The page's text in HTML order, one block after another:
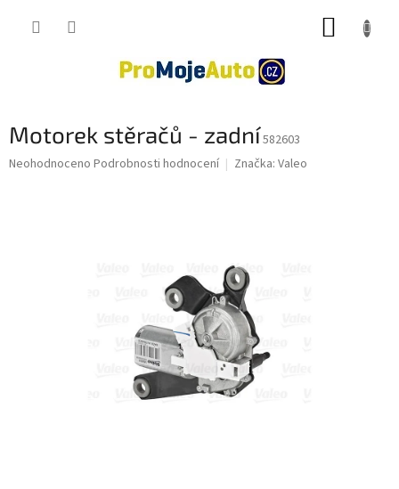
Motorek stěračů - zadní582603
Průměrné
Neohodnoceno Podrobnosti hodnocení Značka: Valeo